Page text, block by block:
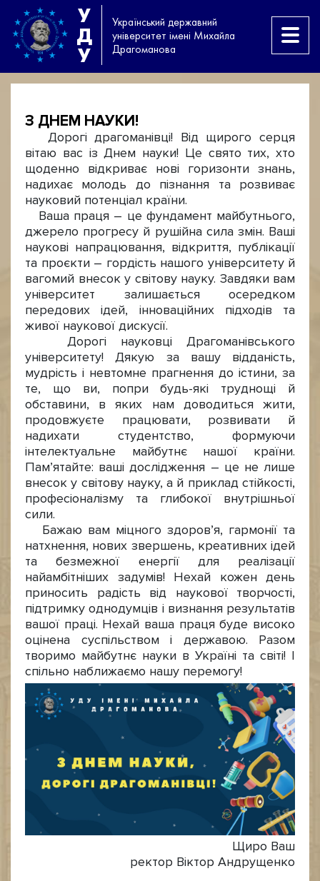
У
Д
У
Український державний
університет імені Михайла
Драгоманова
З ДНЕМ НАУКИ!
Дорогі драгоманівці! Від щирого серця
вітаю вас із Днем науки! Це свято тих, хто
щоденно відкриває нові горизонти знань,
надихає молодь до пізнання та розвиває
науковий потенціал країни.
Ваша праця – це фундамент майбутнього,
джерело прогресу й рушійна сила змін. Ваші
наукові напрацювання, відкриття, публікації
та проєкти – гордість нашого університету й
вагомий внесок у світову науку. Завдяки вам
університет залишається осередком
передових ідей, інноваційних підходів та
живої наукової дискусії.
Дорогі науковці Драгоманівського
університету! Дякую за вашу відданість,
мудрість і невтомне прагнення до істини, за
те, що ви, попри будь-які труднощі й
обставини, в яких нам доводиться жити,
продовжуєте працювати, розвивати й
надихати студентство, формуючи
інтелектуальне майбутнє нашої країни.
Пам’ятайте: ваші дослідження – це не лише
внесок у світову науку, а й приклад стійкості,
професіоналізму та глибокої внутрішньої
сили.
Бажаю вам міцного здоров’я, гармонії та
натхнення, нових звершень, креативних ідей
та безмежної енергії для реалізації
найамбітніших задумів! Нехай кожен день
приносить радість від наукової творчості,
підтримку однодумців і визнання результатів
вашої праці. Нехай ваша праця буде високо
оцінена суспільством і державою. Разом
творимо майбутнє науки в Україні та світі! І
спільно наближаємо нашу перемогу!
Щиро Ваш
ректор Віктор Андрущенко